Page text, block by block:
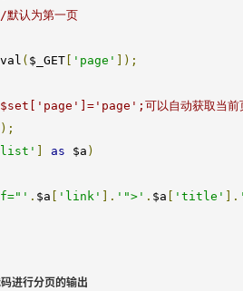
认为第一页
( $_GET[ 'page'
]);
可以自动获取当前
);
as $a )
. $a 'link' ]. '">' . $a 'title' ].
进行分页的输出